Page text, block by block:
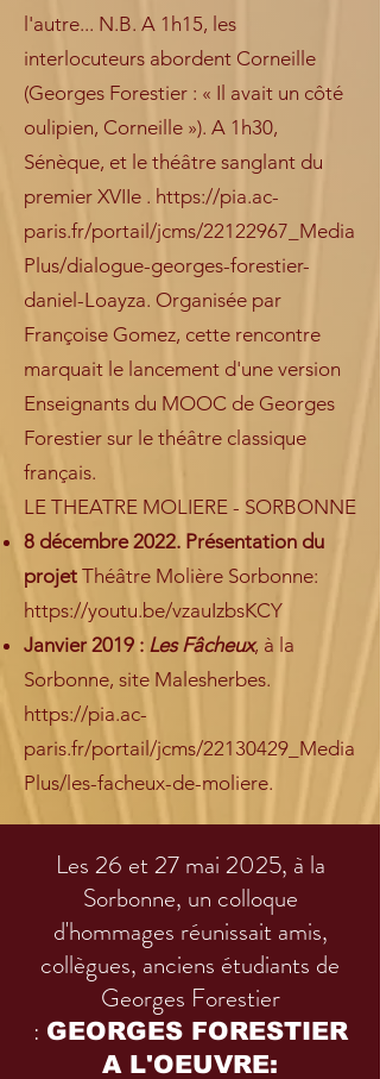
l'autre... N.B. A 1h15, les
interlocuteurs abordent Corneille
(Georges Forestier : « Il avait un côté
oulipien, Corneille »). A 1h30,
Sénèque, et le théâtre sanglant du
premier XVIIe . https://pia.ac-
paris.fr/portail/jcms/22122967_Media
Plus/dialogue-georges-forestier-
daniel-Loayza. Organisée par
Françoise Gomez, cette rencontre
marquait le lancement d'une version
Enseignants du MOOC de Georges
Forestier sur le théâtre classique
français.
LE THEATRE MOLIERE - SORBONNE
8 décembre 2022. Présentation du
projet Théâtre Molière Sorbonne:
https://youtu.be/vzauIzbsKCY
Janvier 2019 : Les Fâcheux, à la
Sorbonne, site Malesherbes.
https://pia.ac-
paris.fr/portail/jcms/22130429_Media
Plus/les-facheux-de-moliere.
Les 26 et 27 mai 2025, à la
Sorbonne, un colloque
d'hommages réunissait amis,
collègues, anciens étudiants de
Georges Forestier
: GEORGES FORESTIER
A L'OEUVRE: